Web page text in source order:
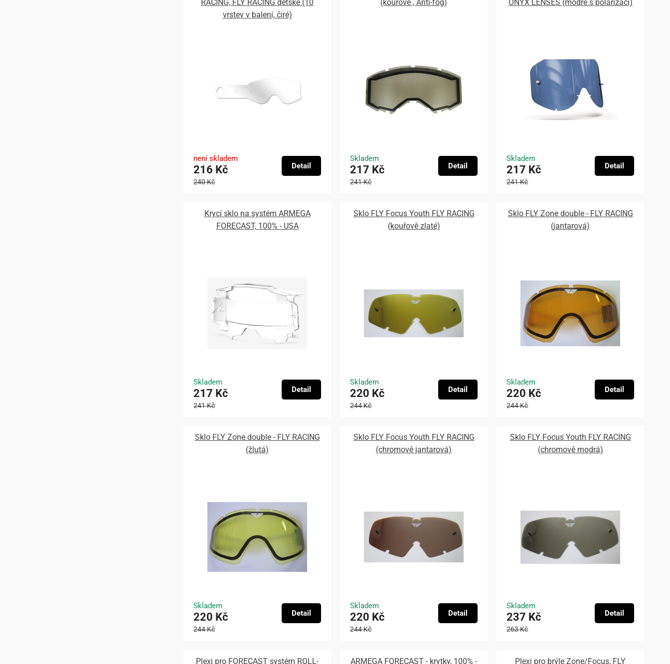
RACING, FLY RACING dětské (10
vrstev v balení, čiré)
není skladem
216 Kč
240 Kč
Detail
(kouřové , Anti-fog)
Skladem
217 Kč
241 Kč
Detail
ONYX LENSES (modré s polarizací)
Skladem
217 Kč
241 Kč
Detail
Krycí sklo na systém ARMEGA
FORECAST, 100% - USA
Skladem
217 Kč
241 Kč
Detail
Sklo FLY Focus Youth FLY RACING
(kouřově zlaté)
Skladem
220 Kč
244 Kč
Detail
Sklo FLY Zone double - FLY RACING
(jantarová)
Skladem
220 Kč
244 Kč
Detail
Sklo FLY Zone double - FLY RACING
(žlutá)
Skladem
220 Kč
244 Kč
Detail
Sklo FLY Focus Youth FLY RACING
(chromově jantarová)
Skladem
220 Kč
244 Kč
Detail
Sklo FLY Focus Youth FLY RACING
(chromově modrá)
Skladem
237 Kč
263 Kč
Detail
Plexi pro FORECAST systém ROLL- ARMEGA FORECAST - krytky, 100% - Plexi pro brýle Zone/Focus, FLY